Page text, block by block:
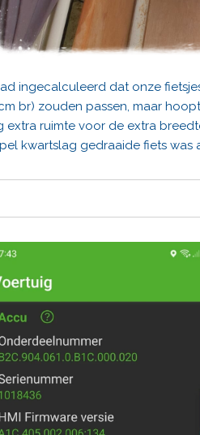
ingecalculeerd dat onze
br) zouden passen, maar
extra ruimte voor de extra
kwartslag gedraaide fiets was